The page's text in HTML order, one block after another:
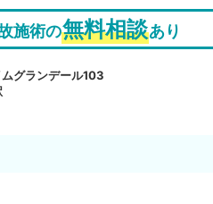
施術の無料相談あり
グランデール103